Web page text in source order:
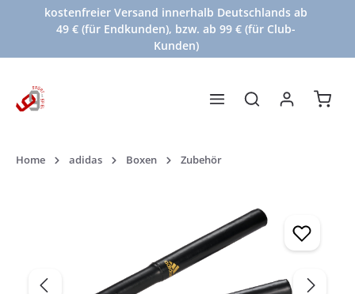
Zum Hauptinhalt springen
kostenfreier Versand innerhalb Deutschlands ab
49 € (für Endkunden), bzw. ab 99 € (für Club-
Kunden)
Home adidas Boxen Zubehör